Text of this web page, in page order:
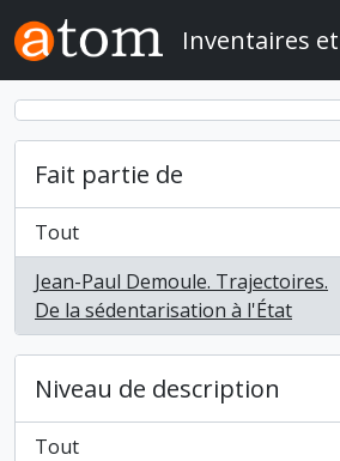
Skip to main content
Inventaires
Fait partie de
Tout
Jean-Paul Demoule. Trajectoires.
De la sédentarisation à l'État
, 2 résultats
Niveau de description
Tout